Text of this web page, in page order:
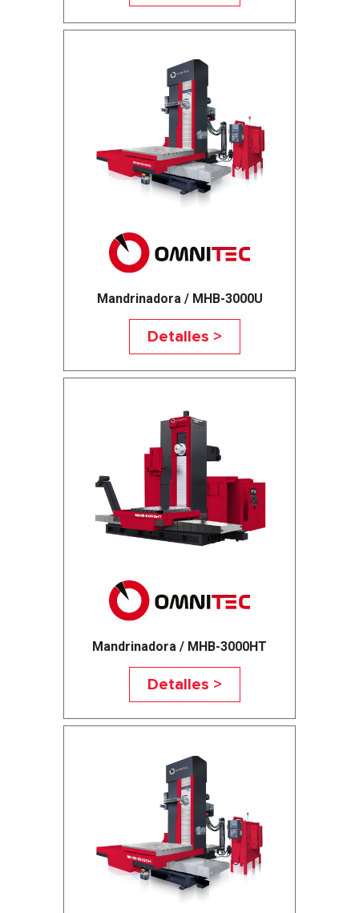
Mandrinadora / MHB-3000U
Detalles >
Mandrinadora / MHB-3000HT
Detalles >